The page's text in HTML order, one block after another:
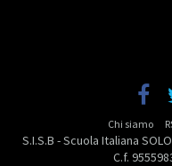
Chi siamo
S.I.S.B - Scuola Italiana
C.f.